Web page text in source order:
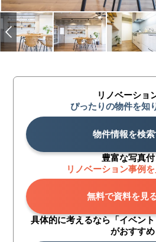
リノベーショ
ぴったりの物件を知
物件情報を検
豊富な写真
リノベーション事例
無料で資料を見
具体的に考えるなら「イベン
がおすすめ